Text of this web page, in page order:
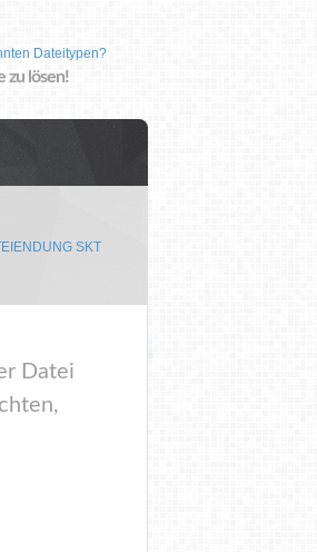
Dateitypen?
zu lösen!
SKT
Datei